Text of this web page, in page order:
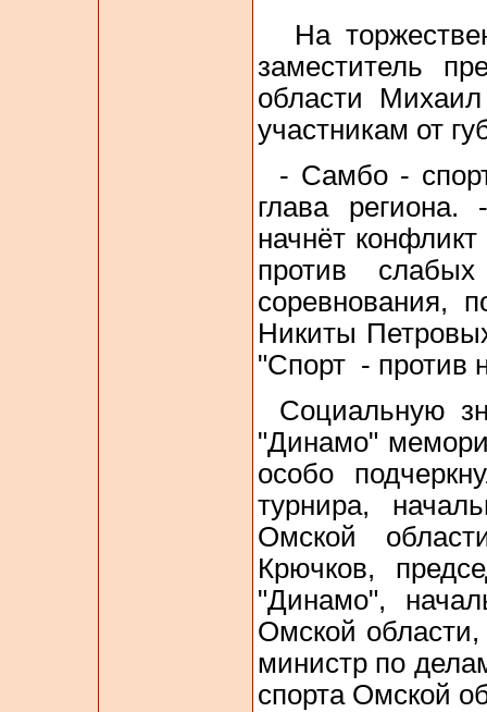
На
заместитель
области Михаил
участникам от
- Самбо -
глава
начнёт
против
соревнования,
Никиты
"Спорт - против
Социальную
"Динамо"
особо
турнира,
Омской
Крючков,
"Динамо",
Омской
министр по
спорта Омской